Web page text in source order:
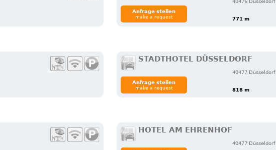
40476 Düsseldorf
771 m
Anfrage stellen
make a request
STADTHOTEL DÜSSELDORF
40477 Düsseldorf
818 m
Anfrage stellen
make a request
HOTEL AM EHRENHOF
40477 Düsseldorf